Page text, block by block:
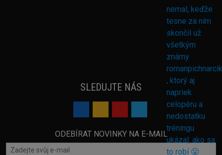
SLEDUJTE NÁS
ODEBÍRAT NOVINKY NA E-MAIL